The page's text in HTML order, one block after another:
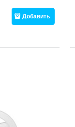
Добавить